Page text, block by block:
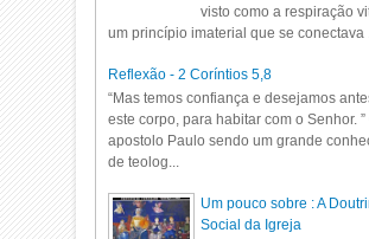
visto como a respiração
um princípio imaterial que se conectava
Reflexão - 2 Coríntios 5,8
“Mas temos confiança e desejamos
este corpo, para habitar com o Senhor. ”
apostolo Paulo sendo um grande
de teolog...
Um pouco sobre : A
Social da Igreja